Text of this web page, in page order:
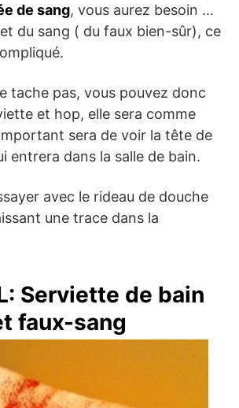
de sang, vous aurez besoin …
du sang ( du faux bien-sûr), ce
tache pas, vous pouvez donc
et hop, elle sera comme
sera de voir la tête de
entrera dans la salle de bain.
avec le rideau de douche
une trace dans la
Serviette de bain
faux-sang